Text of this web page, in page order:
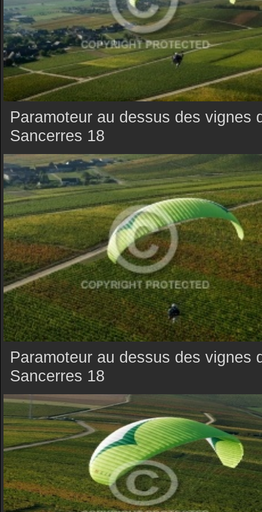
Paramoteur au dessus des vignes
Sancerres 18
Paramoteur au dessus des vignes
Sancerres 18